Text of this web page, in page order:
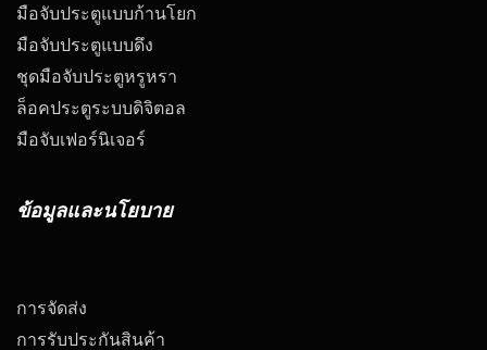
มือจับประตูแบบก้านโยก
มือจับประตูแบบดึง
ชุดมือจับประตูหรูหรา
ล็อคประตูระบบดิจิตอล
มือจับเฟอร์นิเจอร์
ข้อมูลและนโยบาย
การจัดส่ง
การรับประกันสินค้า